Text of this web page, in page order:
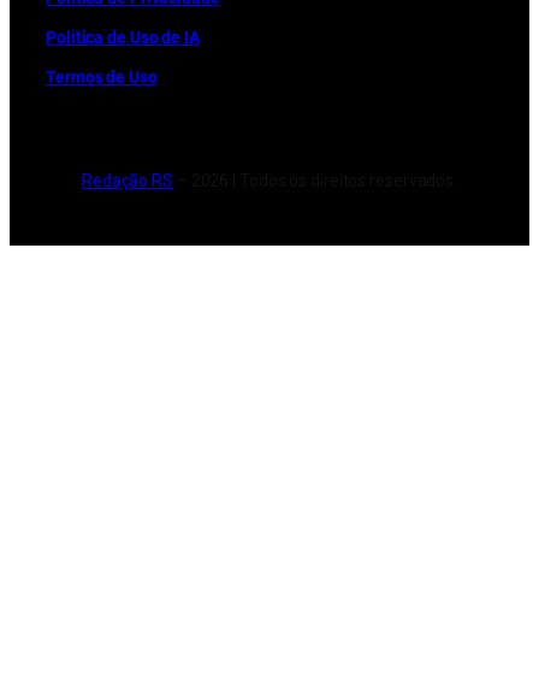
Política de Uso de IA
Termos de Uso
Redação RS